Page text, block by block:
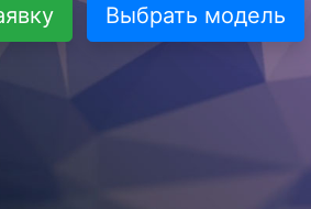
Выбрать модель